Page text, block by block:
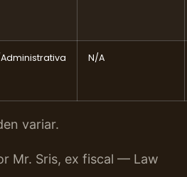
N/A
variar.
Mr. Sris, ex fiscal — Law